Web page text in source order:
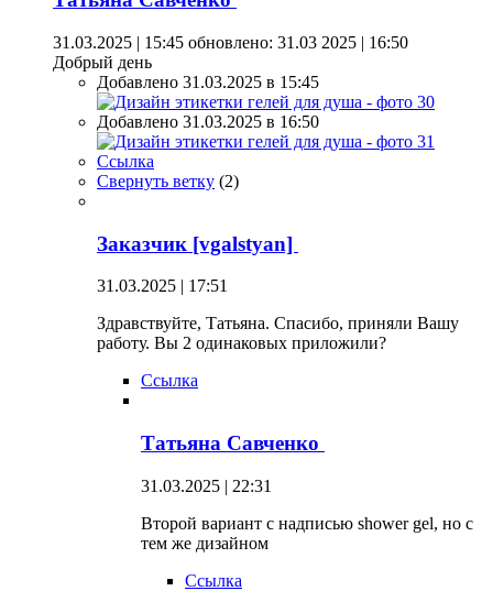
31.03.2025 | 15:45 обновлено: 31.03 2025 | 16:50
Добрый день
Добавлено 31.03.2025 в 15:45
Добавлено 31.03.2025 в 16:50
Ссылка
Свернуть ветку (2)
Заказчик [vgalstyan]
31.03.2025 | 17:51
Здравствуйте, Татьяна. Спасибо, приняли Вашу
работу. Вы 2 одинаковых приложили?
Ссылка
Татьяна Савченко
31.03.2025 | 22:31
Второй вариант с надписью shower gel, но с
тем же дизайном
Ссылка